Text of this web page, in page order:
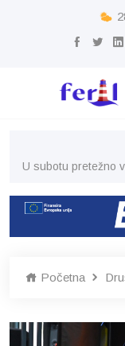
U subotu pretežno
Početna